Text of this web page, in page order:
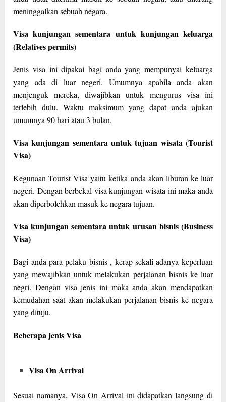
meninggalkan sebuah negara.
Visa kunjungan sementara untuk kunjungan keluarga
(Relatives permits)
Jenis visa ini dipakai bagi anda yang mempunyai keluarga
yang ada di luar negeri. Umumnya apabila anda akan
menjenguk mereka, diwajibkan untuk mengurus visa ini
terlebih dulu. Waktu maksimum yang dapat anda ajukan
umumnya 90 hari atau 3 bulan.
Visa kunjungan sementara untuk tujuan wisata (Tourist
Visa)
Kegunaan Tourist Visa yaitu ketika anda akan liburan ke luar
negeri. Dengan berbekal visa kunjungan wisata ini maka anda
akan diperbolehkan masuk ke negara tujuan.
Visa kunjungan sementara untuk urusan bisnis (Business
Visa)
Bagi anda para pelaku bisnis , kerap sekali adanya keperluan
yang mewajibkan untuk melakukan perjalanan bisnis ke luar
negri. Dengan visa jenis ini maka anda akan mendapatkan
kemudahan saat akan melakukan perjalanan bisnis ke negara
yang dituju.
Beberapa jenis Visa
Visa On Arrival
Sesuai namanya, Visa On Arrival ini didapatkan langsung di